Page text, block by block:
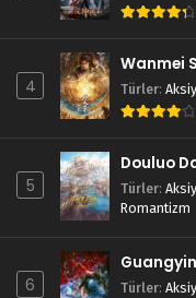
4
Wanmei
Türler:
5
Douluo
Türler:
Romantizm
6 Türler: